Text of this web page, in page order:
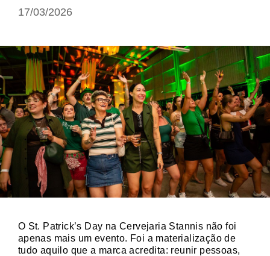
17/03/2026
O St. Patrick’s Day na Cervejaria Stannis não foi
apenas mais um evento. Foi a materialização de
tudo aquilo que a marca acredita: reunir pessoas,